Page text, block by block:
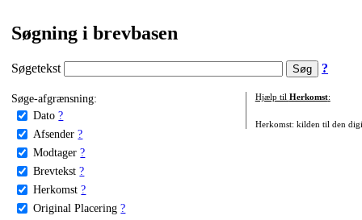
Søgning i brevbasen
Søgetekst ?
Søge-afgrænsning:
Dato ?
Afsender ?
Modtager ?
Brevtekst ?
Herkomst ?
Original Placering ?
Hjælp til Herkomst:
Herkomst: kilden til den